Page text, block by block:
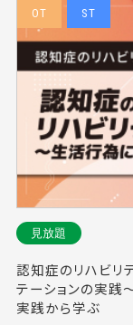
OT ST
見放題
認知症のリハビリ
テーションの実
実践から学ぶ